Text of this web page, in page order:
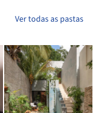
Ver todas as pastas